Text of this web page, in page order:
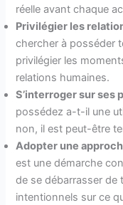
réelle avant chaque
Privilégier les
chercher à posséder
privilégier les
relations humaines.
S’interroger sur ses
possédez a-t-il une
non, il est peut-être
Adopter une
est une démarche
de se débarrasser de
intentionnels sur ce